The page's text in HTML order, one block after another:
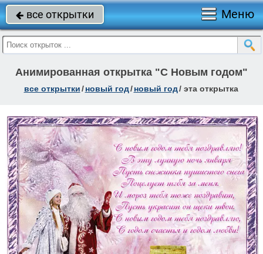
 все открытки Меню
Анимированная открытка "С Новым годом"
все открытки/ новый год/ новый год/ эта открытка